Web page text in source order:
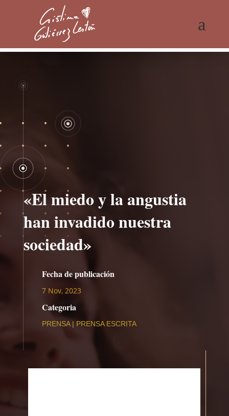
a
«El miedo y la angustia
han invadido nuestra
sociedad»
Fecha de publicación
7 Nov, 2023
Categoria
PRENSA| PRENSA ESCRITA